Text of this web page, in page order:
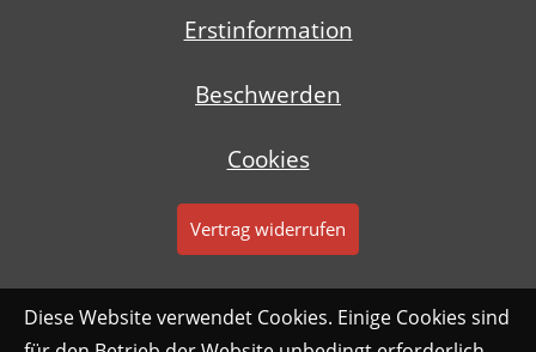
Erstinformation
Beschwerden
Cookies
Vertrag widerrufen
Diese Website verwendet Cookies. Einige Cookies sind